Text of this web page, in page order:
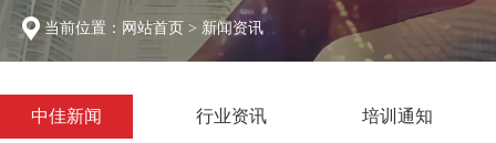
当前位置： 网站首页 > 新闻资讯
中佳新闻 行业资讯 培训通知